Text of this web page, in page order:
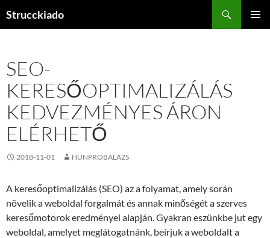
Strucckiado
SEO-
KERESŐOPTIMALIZÁLÁS
KEDVEZMÉNYES ÁRON
ELÉRHETŐ
2018-11-01 HUNPROBALAZS
A keresőoptimalizálás (SEO) az a folyamat, amely során
növelik a weboldal forgalmát és annak minőségét a szerves
keresőmotorok eredményei alapján. Gyakran eszünkbe jut egy
weboldal, amelyet meglátogatnánk, beírjuk a weboldalt a